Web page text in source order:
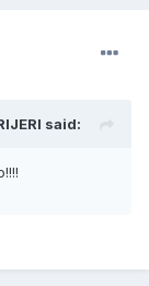
said: